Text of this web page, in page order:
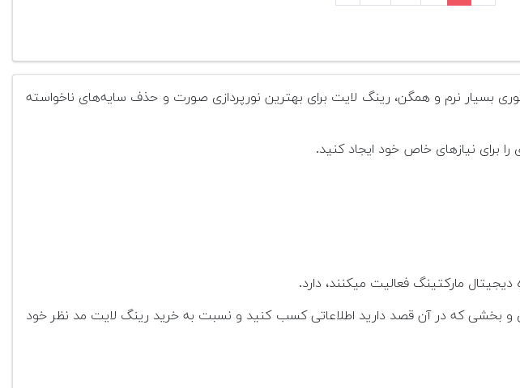
بسیار نرم و همگن، رینگ لایت برای بهترین نورپردازی صورت و حذف سایه‌های ناخواسته
را برای نیازهای خاص خود ایجاد کنید.
دیجیتال مارکتینگ فعالیت میکنند، دارد.
و بخشی که در آن قصد دارید اطلاعاتی کسب کنید و نسبت به خرید رینگ لایت مد نظر خود